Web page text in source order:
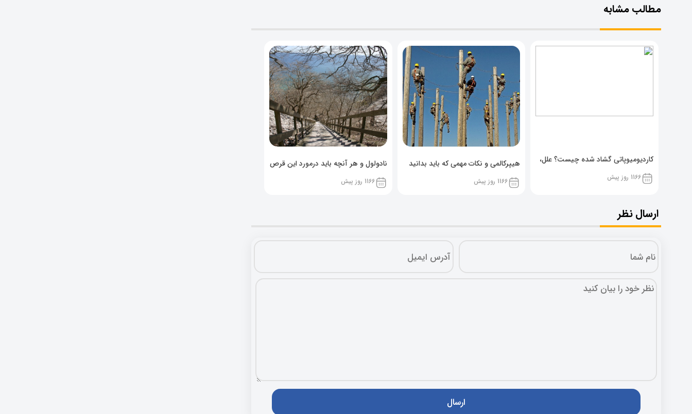
مطالب مشابه
کاردیومیوپاتی گشاد شده چیست؟ علل،
پیشگیری و نشانه ها
1166 روز پیش
هیپرکالمی و نکات مهمی که باید بدانید
1166 روز پیش
نادولول و هر آنچه باید درمورد این قرص
خوراکی بدانید!
1166 روز پیش
ارسال نظر